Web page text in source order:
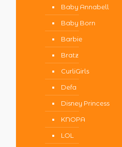
Baby Annabell
Baby Born
Barbie
Bratz
CurliGirls
Defa
Disney Princess
KNOPA
LOL